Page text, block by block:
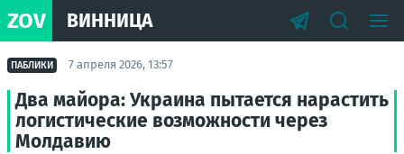
ZOV ВИННИЦА
ПАБЛИКИ 7 апреля 2026, 13:57
Два майора: Украина пытается нарастить
логистические возможности через
Молдавию